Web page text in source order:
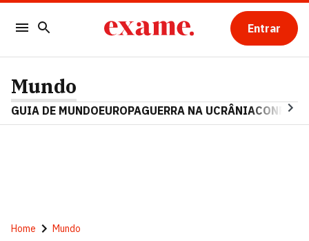
Entrar
Mundo
GUIA DE MUNDOEUROPAGUERRA NA UCRÂNIA
Home Mundo